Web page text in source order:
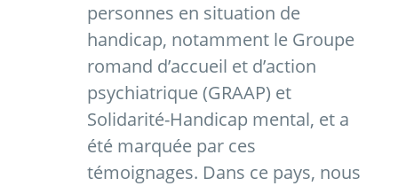
personnes en situation de
handicap, notamment le Groupe
romand d’accueil et d’action
psychiatrique (GRAAP) et
Solidarité-Handicap mental, et a
été marquée par ces
témoignages. Dans ce pays, nous